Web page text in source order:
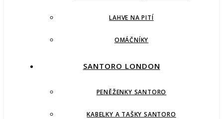
LAHVE NA PITÍ
OMÁČNÍKY
SANTORO LONDON
PENĚŽENKY SANTORO
KABELKY A TAŠKY SANTORO